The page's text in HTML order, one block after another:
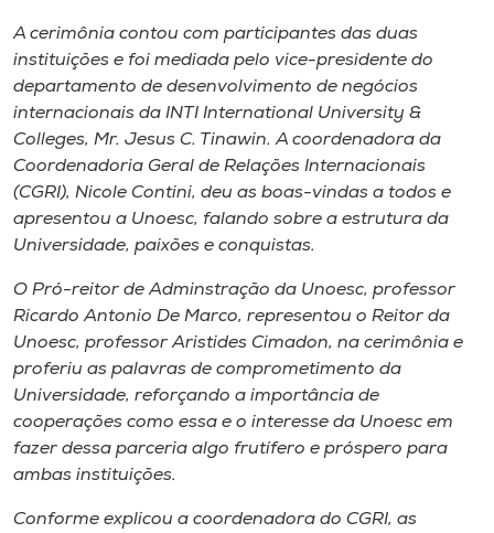
A-
A cerimônia contou com participantes das duas
instituições e foi mediada pelo vice-presidente do
departamento de desenvolvimento de negócios
internacionais da INTI International University &
Colleges, Mr. Jesus C. Tinawin. A coordenadora da
Coordenadoria Geral de Relações Internacionais
(CGRI), Nicole Contini, deu as boas-vindas a todos e
apresentou a Unoesc, falando sobre a estrutura da
Universidade, paixões e conquistas.
O Pró-reitor de Adminstração da Unoesc, professor
Ricardo Antonio De Marco, representou o Reitor da
Unoesc, professor Aristides Cimadon, na cerimônia e
proferiu as palavras de comprometimento da
Universidade, reforçando a importância de
cooperações como essa e o interesse da Unoesc em
fazer dessa parceria algo frutífero e próspero para
ambas instituições.
Conforme explicou a coordenadora do CGRI, as